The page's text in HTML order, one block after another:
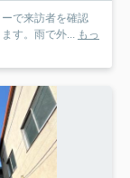
で来訪者を確認
す。雨で外...
もっ